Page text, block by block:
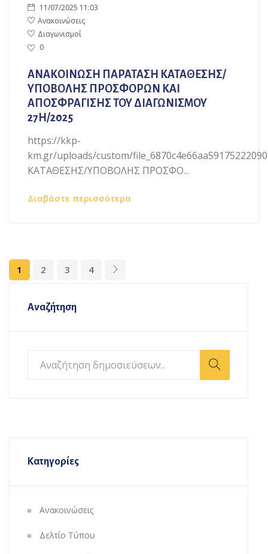
11/07/2025 11:03
Ανακοινώσεις
Διαγωνισμοί
0
ΑΝΑΚΟΙΝΩΣΗ ΠΑΡΑΤΑΣΗ ΚΑΤΑΘΕΣΗΣ/
ΥΠΟΒΟΛΗΣ ΠΡΟΣΦΟΡΩΝ ΚΑΙ
ΑΠΟΣΦΡΑΓΙΣΗΣ ΤΟΥ ΔΙΑΓΩΝΙΣΜΟΥ
27Η/2025
https://kkp-
km.gr/uploads/custom/
ΚΑΤΑΘΕΣΗΣ/ΥΠΟΒΟΛΗΣ ΠΡΟΣΦΟ...
Διαβάστε περισσότερα
1 2 3 4
Αναζήτηση
Κατηγορίες
Ανακοινώσεις
Δελτίο Τύπου